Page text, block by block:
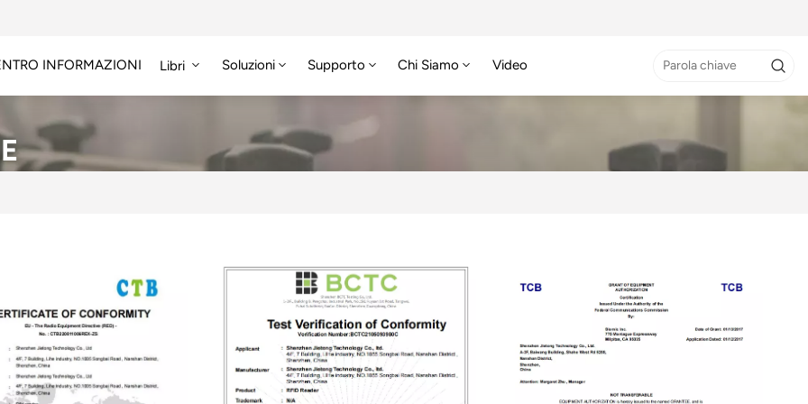
INFORMAZIONI Libri Soluzioni Supporto Chi Siamo Video